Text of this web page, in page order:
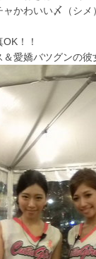
かわいい〆（シメ
！！
＆愛嬌バツグンの彼